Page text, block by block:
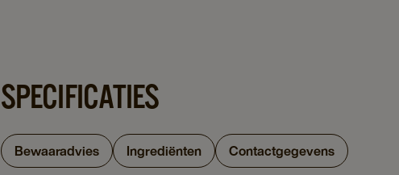
SPECIFICATIES
Bewaaradvies Ingrediënten Contactgegevens